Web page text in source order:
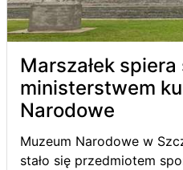
Marszałek spiera
ministerstwem
Narodowe
Muzeum Narodowe w
stało się przedmiotem